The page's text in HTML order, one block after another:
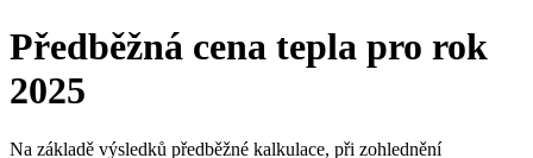
Předběžná cena tepla pro rok
2025
Na základě výsledků předběžné kalkulace, při zohlednění